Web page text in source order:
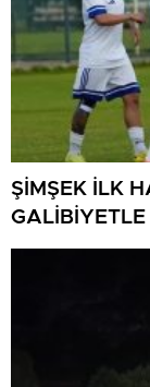
ŞİMŞEK İLK
GALİBİYETLE